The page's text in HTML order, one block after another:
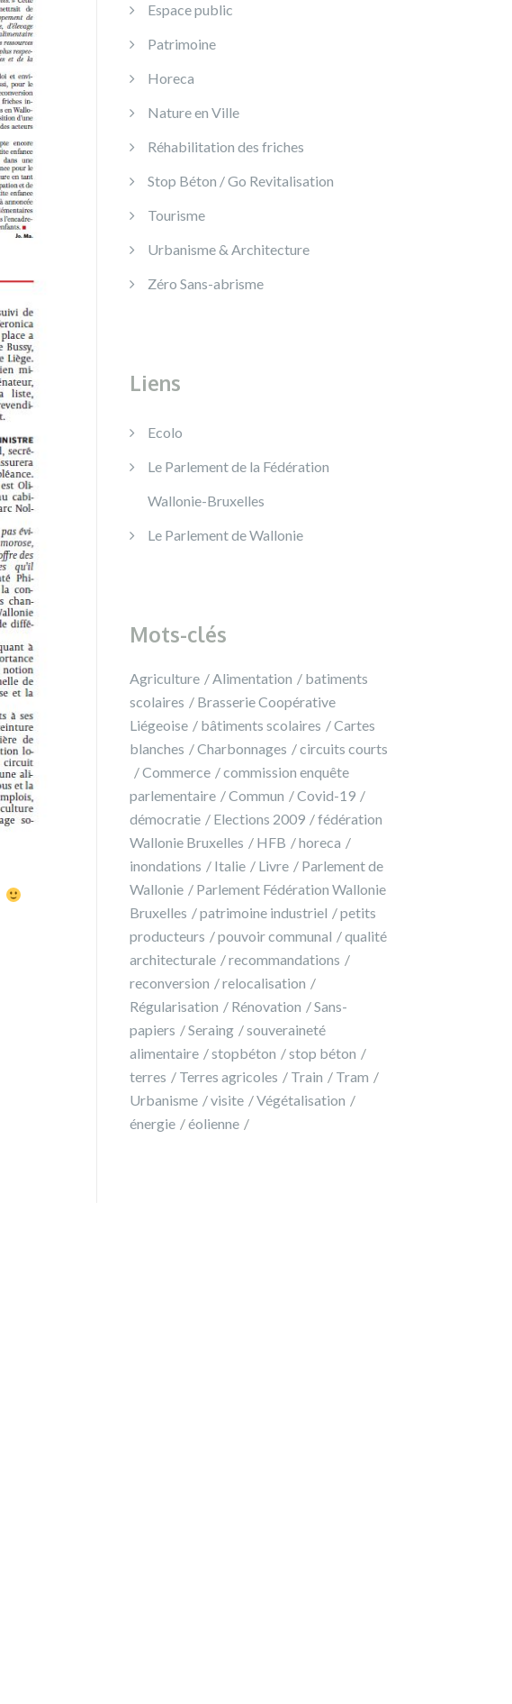
Espace public
Patrimoine
Horeca
Nature en Ville
Réhabilitation des friches
Stop Béton / Go Revitalisation
Tourisme
Urbanisme & Architecture
Zéro Sans-abrisme
Liens
Ecolo
Le Parlement de la Fédération
Wallonie-Bruxelles
Le Parlement de Wallonie
Mots-clés
Agriculture Alimentation
batiments
scolaires
Brasserie Coopérative
Liégeoise
bâtiments scolaires
Cartes
blanches
Charbonnages
circuits courts
Commerce
commission enquête
parlementaire
Commun
Covid-19
démocratie
Elections 2009
fédération
Wallonie Bruxelles
HFB
horeca
inondations
Italie Livre
Parlement de
Wallonie
Parlement Fédération Wallonie
Bruxelles
patrimoine industriel
petits
producteurs
pouvoir communal
qualité
architecturale
recommandations
reconversion
relocalisation
Régularisation
Rénovation
Sans-
papiers
Seraing
souveraineté
alimentaire
stopbéton
stop béton
terres
Terres agricoles Train
Tram
Urbanisme
visite
Végétalisation
énergie
éolienne